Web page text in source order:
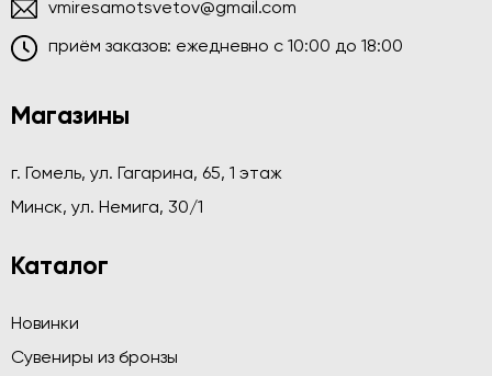
vmiresamotsvetov@gmail.com
приём заказов: ежедневно c 10:00 до 18:00
Магазины
г. Гомель, ул. Гагарина, 65, 1 этаж
Минск, ул. Немига, 30/1
Каталог
Новинки
Сувениры из бронзы